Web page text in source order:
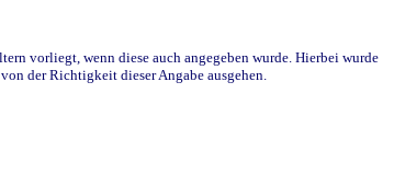
vorliegt, wenn diese auch angegeben wurde. Hierbei wurde
der Richtigkeit dieser Angabe ausgehen.